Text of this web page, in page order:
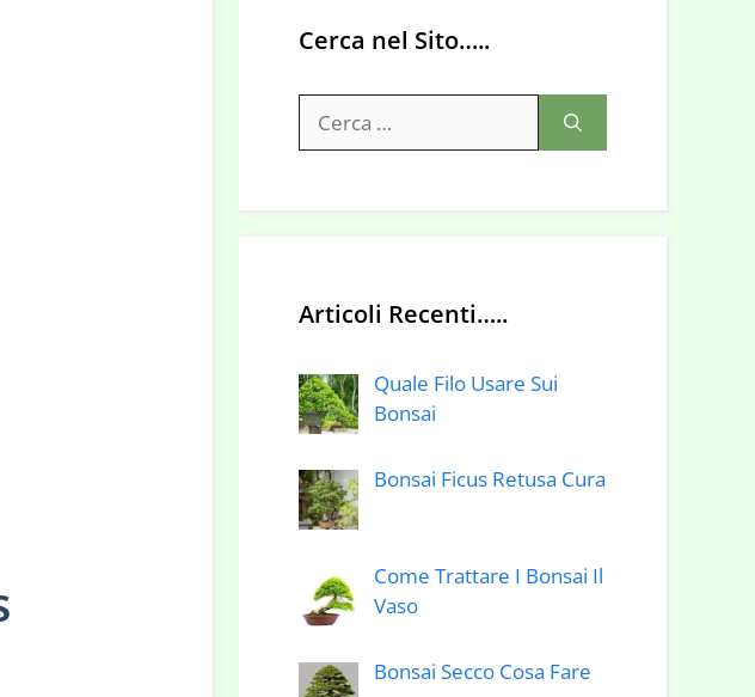
Cerca nel Sito…..
per:
Articoli Recenti…..
Quale Filo Usare Sui
Bonsai
Bonsai Ficus Retusa Cura
Come Trattare I Bonsai Il
Vaso
Bonsai Secco Cosa Fare